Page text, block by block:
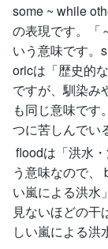
some ~ while
の表現です。「
いう意味です。
oricは「歴史的
ですが、馴染み
も同じ意味です
つに苦しんでい
floodは「洪水
う意味なので、
い嵐による洪水
見ないほどの干
しい嵐による洪